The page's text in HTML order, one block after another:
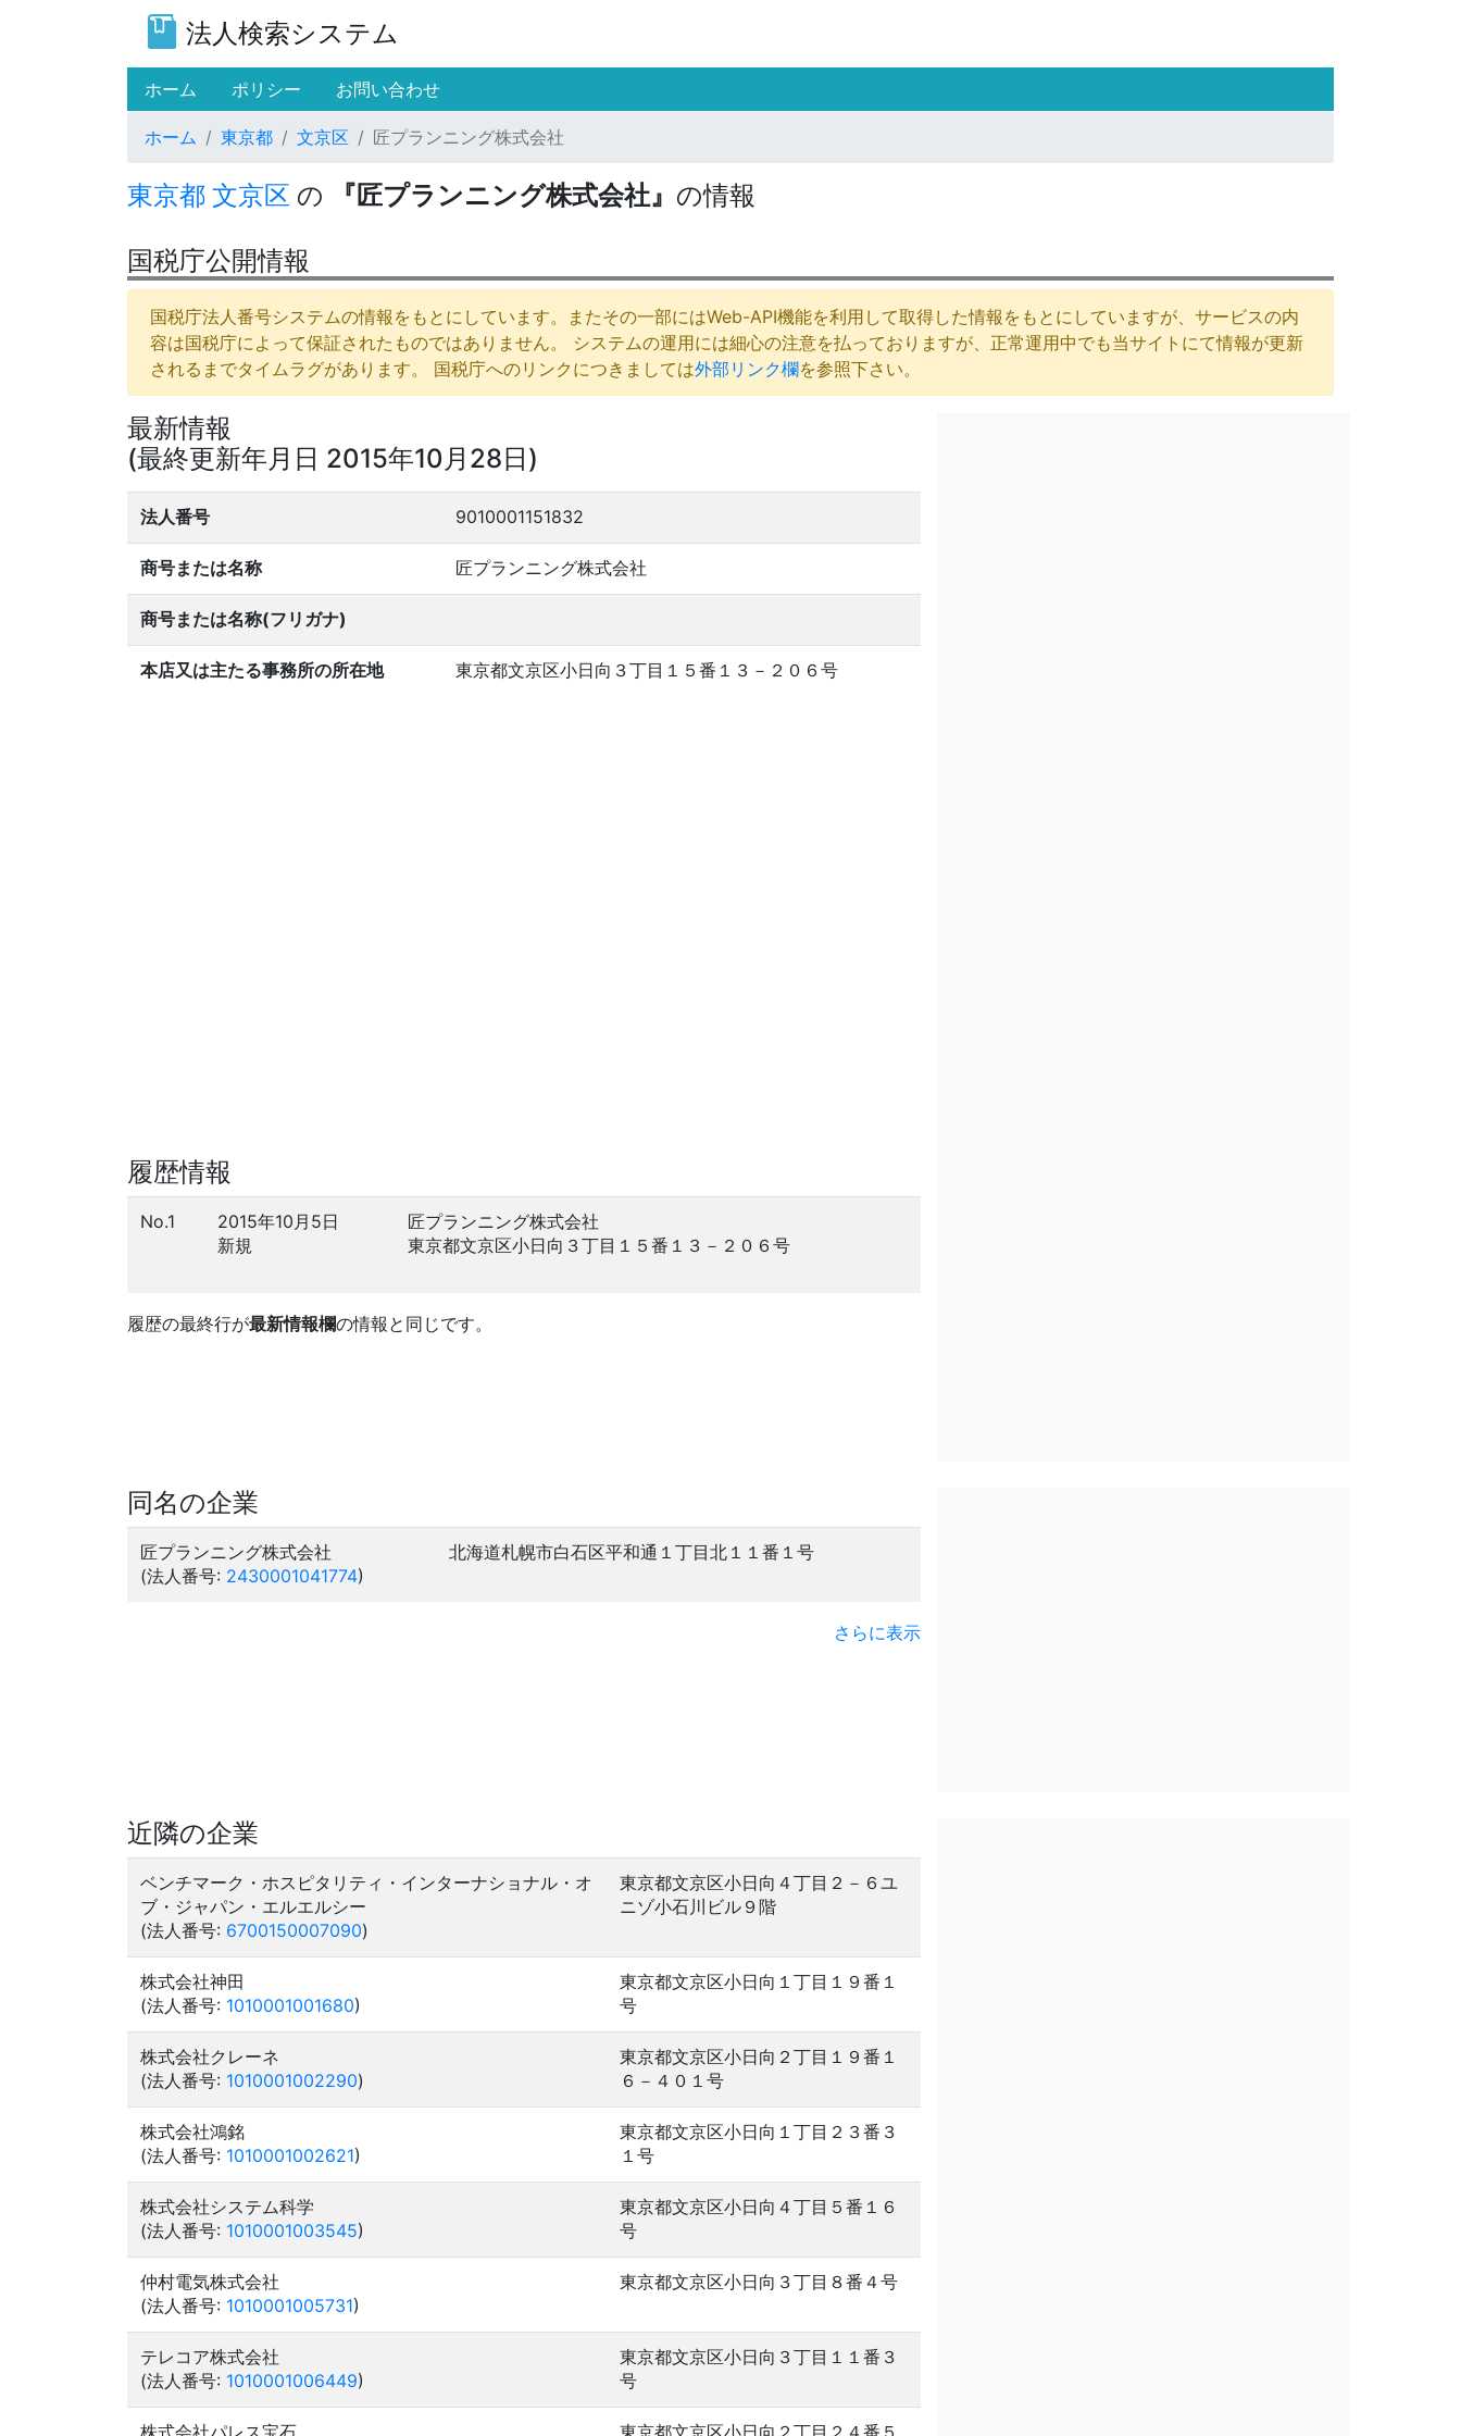
法人検索システム
ホーム (current)
ポリシー お問い合わせ
ホーム 東京都 文京区 匠プランニング株式会社
東京都 文京区 の 『匠プランニング株式会社』 の情報
国税庁公開情報
国税庁法人番号システムの情報をもとにしています。またその一部にはWeb-API機能を利用して取得した情報をもとにしていますが、サービスの内
容は国税庁によって保証されたものではありません。 システムの運用には細心の注意を払っておりますが、正常運用中でも当サイトにて情報が更新
されるまでタイムラグがあります。 国税庁へのリンクにつきましては外部リンク欄を参照下さい。
最新情報
(最終更新年月日 2015年10月28日)
法人番号 9010001151832
商号または名称 匠プランニング株式会社
商号または名称(フリガナ)
本店又は主たる事務所の所在地 東京都文京区小日向３丁目１５番１３－２０６号
履歴情報
No.1
2015年10月5日
新規
匠プランニング株式会社
東京都文京区小日向３丁目１５番１３－２０６号
履歴の最終行が最新情報欄の情報と同じです。
同名の企業
匠プランニング株式会社
(法人番号: 2430001041774)
北海道札幌市白石区平和通１丁目北１１番１号
さらに表示
近隣の企業
ベンチマーク・ホスピタリティ・インターナショナル・オ
ブ・ジャパン・エルエルシー
(法人番号: 6700150007090)
東京都文京区小日向４丁目２－６ユ
ニゾ小石川ビル９階
株式会社神田
(法人番号: 1010001001680)
東京都文京区小日向１丁目１９番１
号
株式会社クレーネ
(法人番号: 1010001002290)
東京都文京区小日向２丁目１９番１
６－４０１号
株式会社鴻銘
(法人番号: 1010001002621)
東京都文京区小日向１丁目２３番３
１号
株式会社システム科学
(法人番号: 1010001003545)
東京都文京区小日向４丁目５番１６
号
仲村電気株式会社
(法人番号: 1010001005731)
東京都文京区小日向３丁目８番４号
テレコア株式会社
(法人番号: 1010001006449)
東京都文京区小日向３丁目１１番３
号
株式会社パレス宝石 東京都文京区小日向２丁目２４番５